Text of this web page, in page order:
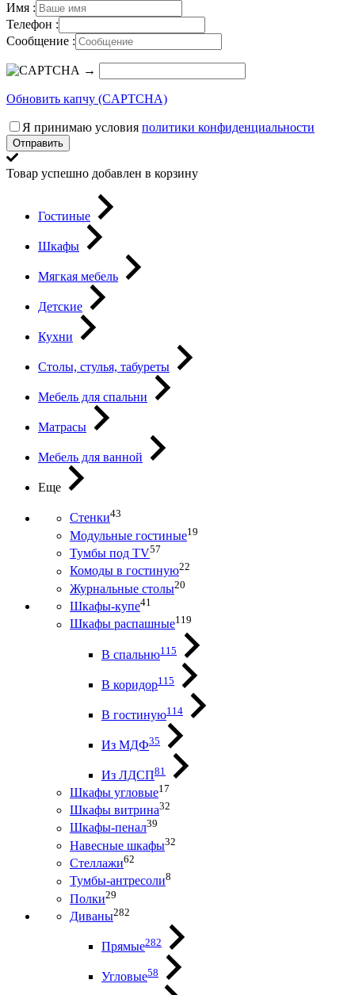
Имя :
Телефон :
Сообщение :
→
Обновить капчу (CAPTCHA)
Я принимаю условия политики конфиденциальности
Отправить
Товар успешно добавлен в корзину
Гостиные
Шкафы
Мягкая мебель
Детские
Кухни
Столы, стулья, табуреты
Мебель для спальни
Матрасы
Мебель для ванной
Еще
Стенки43
Модульные гостиные19
Тумбы под ТV57
Комоды в гостиную22
Журнальные столы20
Шкафы-купе41
Шкафы распашные119
В спальню115
В коридор115
В гостиную114
Из МДФ35
Из ЛДСП81
Шкафы угловые17
Шкафы витрина32
Шкафы-пенал39
Навесные шкафы32
Стеллажи62
Тумбы-антресоли8
Полки29
Диваны282
Прямые282
Угловые58